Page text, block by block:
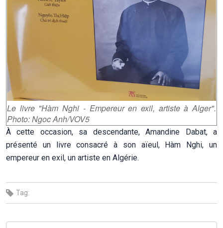
Le livre "Hàm Nghi - Empereur en exil, artiste à Alger".
Photo: Ngoc Anh/VOV5
À cette occasion, sa descendante, Amandine Dabat, a
présenté un livre consacré à son aïeul, Hàm Nghi, un
empereur en exil, un artiste en Algérie.
Tag: